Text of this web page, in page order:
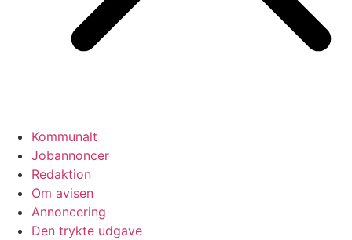
Kommunalt
Jobannoncer
Redaktion
Om avisen
Annoncering
Den trykte udgave